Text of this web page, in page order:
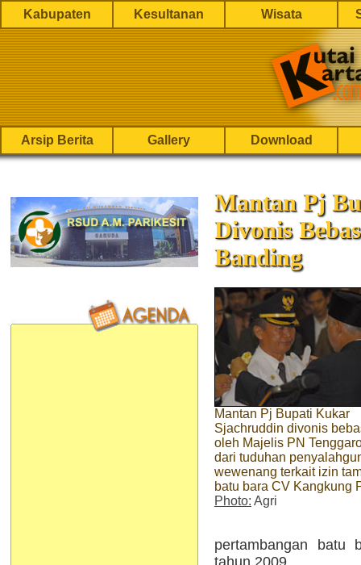
Kabupaten Kesultanan Wisata
Arsip Berita Gallery Download
Mantan Pj
Divonis
Banding
Mantan Pj Bupati Kukar
Sjachruddin divonis
oleh Majelis PN
dari tuduhan
wewenang terkait izin
batu bara CV Kangkung
Photo: Agri
pertambangan batu